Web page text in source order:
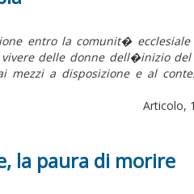
entro la comunit�
delle donne dell�inizio del
a disposizione e al
Articolo,
la paura di morire